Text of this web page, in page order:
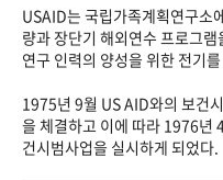
USAID는 국립가족계획연구소
량과 장단기 해외연수 프로그
연구 인력의 양성을 위한 전기
1975년 9월 US AID와의 보건
을 체결하고 이에 따라 1976년
건시범사업을 실시하게 되었다.